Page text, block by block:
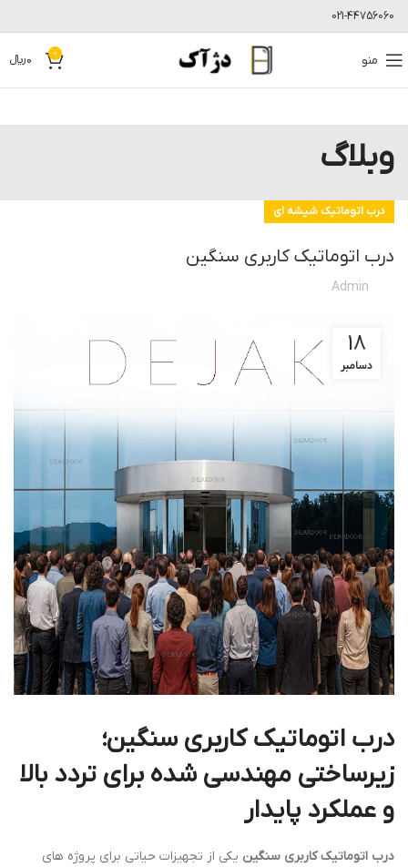
021-44756060
منو 0
0﷼
وبلاگ
درب اتوماتیک شیشه ای
درب اتوماتیک کاربری سنگین
Admin
18
دسامبر
درب اتوماتیک کاربری سنگین؛
زیرساختی مهندسی شده برای تردد بالا
و عملکرد پایدار
درب اتوماتیک کاربری سنگین یکی از تجهیزات حیاتی برای پروژه های